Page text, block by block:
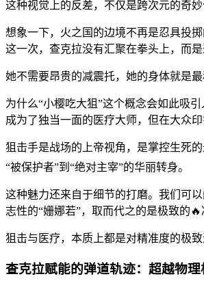
这种视觉上的反差，不仅是跨次元的奇
想象一下，火之国的边境不再是忍具投
这一次，查克拉没有汇聚在拳头上，而
她不需要昂贵的减震托，她的身体就是
为什么“小樱吃大狙”这个概念会如此吸
成为了独当一面的医疗大师，但在大众
狙击手是战场的上帝视角，是掌控生死
“被保护者”到“绝对主宰”的华丽转身。
这种魅力还来自于细节的打磨。我们可
志性的“姗娜若”，取而代之的是极致的
狙击与医疗，本质上都是对精准度的极
查克拉赋能的弹道轨迹：超越物